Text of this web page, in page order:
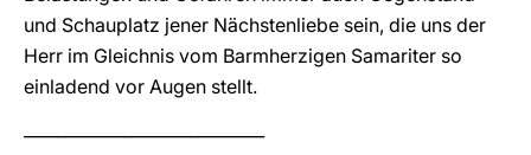
und Schauplatz jener Nächstenliebe sein, die uns der
Herr im Gleichnis vom Barmherzigen Samariter so
einladend vor Augen stellt.